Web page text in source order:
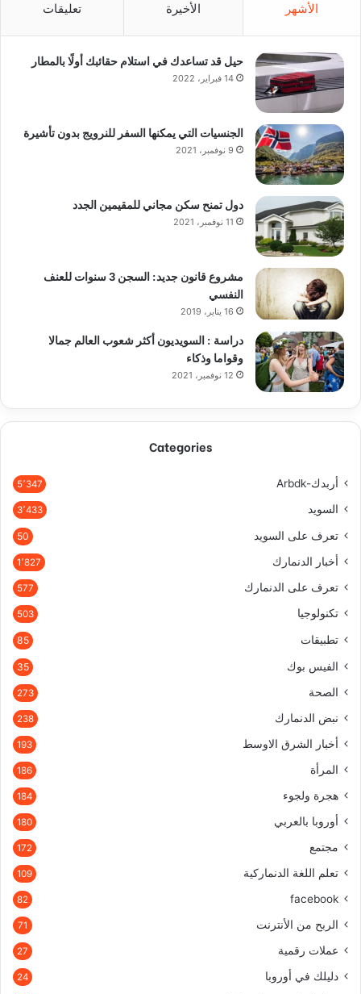
الأشهر الأخيرة تعليقات
حيل قد تساعدك في استلام حقائبك أولًا بالمطار
14 فبراير، 2022
الجنسيات التي يمكنها السفر للنرويج بدون تأشيرة
9 نوفمبر، 2021
دول تمنح سكن مجاني للمقيمين الجدد
11 نوفمبر، 2021
مشروع قانون جديد: السجن 3 سنوات للعنف
النفسي
16 يناير، 2019
دراسة : السويديون أكثر شعوب العالم جمالا
وقواما وذكاء
12 نوفمبر، 2021
Categories
أربدك-Arbdk 5٬347
السويد 3٬433
تعرف على السويد 50
أخبار الدنمارك 1٬827
تعرف على الدنمارك 577
تكنولوجيا 503
تطبيقات 85
الفيس بوك 35
الصحة 273
نبض الدنمارك 238
أخبار الشرق الاوسط 193
المرأة 186
هجرة ولجوء 184
أوروبا بالعربي 180
مجتمع 172
تعلم اللغة الدنماركية 109
facebook
82
الربح من الأنترنت 71
عملات رقمية 27
دليلك في أوروبا 24